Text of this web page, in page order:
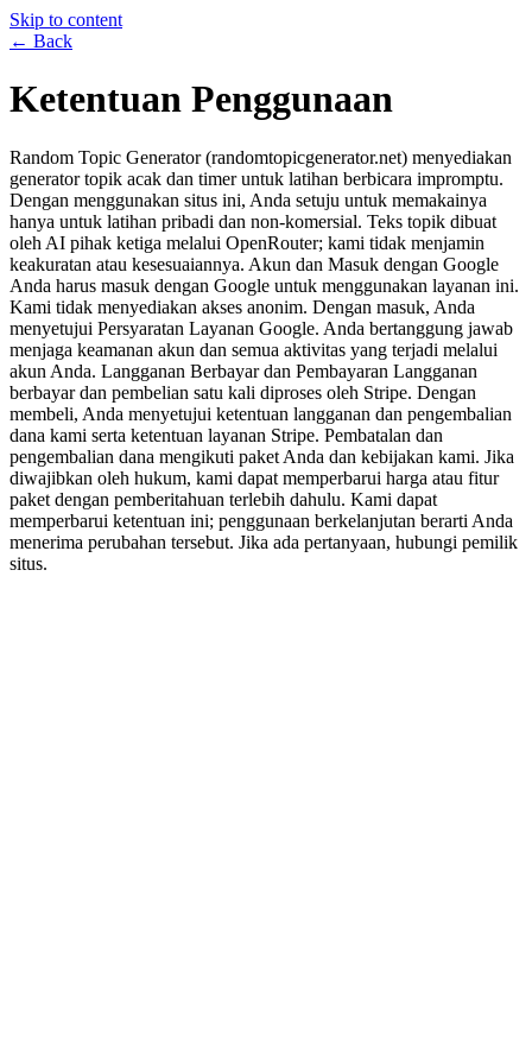
Skip to content
← Back
Ketentuan Penggunaan
Random Topic Generator (randomtopicgenerator.net) menyediakan
generator topik acak dan timer untuk latihan berbicara impromptu.
Dengan menggunakan situs ini, Anda setuju untuk memakainya
hanya untuk latihan pribadi dan non-komersial. Teks topik dibuat
oleh AI pihak ketiga melalui OpenRouter; kami tidak menjamin
keakuratan atau kesesuaiannya. Akun dan Masuk dengan Google
Anda harus masuk dengan Google untuk menggunakan layanan ini.
Kami tidak menyediakan akses anonim. Dengan masuk, Anda
menyetujui Persyaratan Layanan Google. Anda bertanggung jawab
menjaga keamanan akun dan semua aktivitas yang terjadi melalui
akun Anda. Langganan Berbayar dan Pembayaran Langganan
berbayar dan pembelian satu kali diproses oleh Stripe. Dengan
membeli, Anda menyetujui ketentuan langganan dan pengembalian
dana kami serta ketentuan layanan Stripe. Pembatalan dan
pengembalian dana mengikuti paket Anda dan kebijakan kami. Jika
diwajibkan oleh hukum, kami dapat memperbarui harga atau fitur
paket dengan pemberitahuan terlebih dahulu. Kami dapat
memperbarui ketentuan ini; penggunaan berkelanjutan berarti Anda
menerima perubahan tersebut. Jika ada pertanyaan, hubungi pemilik
situs.